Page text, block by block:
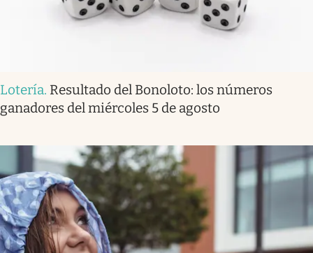
Lotería. Resultado del Bonoloto: los números
ganadores del miércoles 5 de agosto